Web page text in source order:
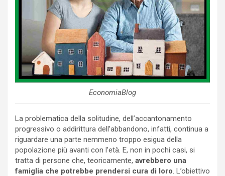
EconomiaBlog
La problematica della solitudine, dell’accantonamento
progressivo o addirittura dell’abbandono, infatti, continua a
riguardare una parte nemmeno troppo esigua della
popolazione più avanti con l’età. E, non in pochi casi, si
tratta di persone che, teoricamente, avrebbero una
famiglia che potrebbe prendersi cura di loro . L’obiettivo